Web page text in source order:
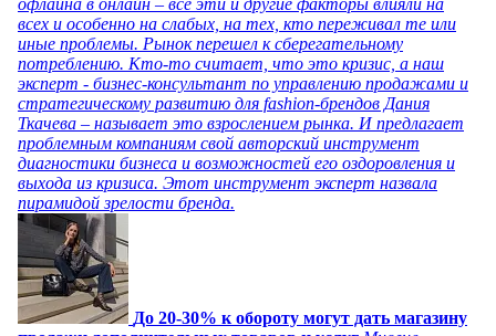
всех и особенно на слабых, на тех, кто переживал те или
иные проблемы. Рынок перешел к сберегательному
потреблению. Кто-то считает, что это кризис, а наш
эксперт - бизнес-консультант по управлению продажами и
стратегическому развитию для fashion-брендов Дания
Ткачева – называет это взрослением рынка. И предлагает
проблемным компаниям свой авторский инструмент
диагностики бизнеса и возможностей его оздоровления и
выхода из кризиса. Этот инструмент эксперт назвала
пирамидой зрелости бренда.
До 20-30% к обороту могут дать магазину